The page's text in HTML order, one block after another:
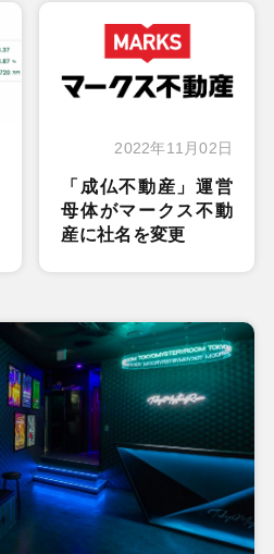
2022年11月02日
「成仏不動産」運営
母体がマークス不動
産に社名を変更